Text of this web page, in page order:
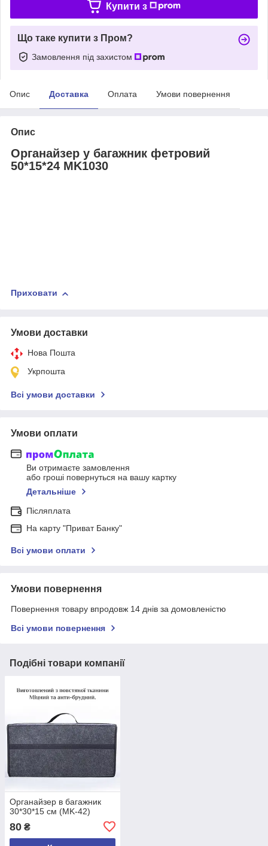
Купити з
Що таке купити з Пром?
Замовлення під захистом
Опис Доставка Оплата Умови повернення
Опис
Органайзер у багажник фетровий
50*15*24 MK1030
Приховати
Умови доставки
Нова Пошта
Укрпошта
Всі умови доставки
Умови оплати
Ви отримаєте замовлення
або гроші повернуться на вашу картку
Детальніше
Післяплата
На карту "Приват Банку"
Всі умови оплати
Умови повернення
Повернення товару впродовж 14 днів за домовленістю
Всі умови повернення
Подібні товари компанії
Органайзер в багажник
30*30*15 см (MK-42)
80 ₴